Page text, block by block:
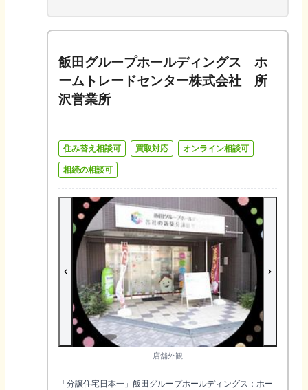
飯田グループホールディングス ホ
ームトレードセンター株式会社 所
沢営業所
住み替え相談可 買取対応 オンライン相談可
相続の相談可
店舗外観
「分譲住宅日本一」飯田グループホールディングス：ホー